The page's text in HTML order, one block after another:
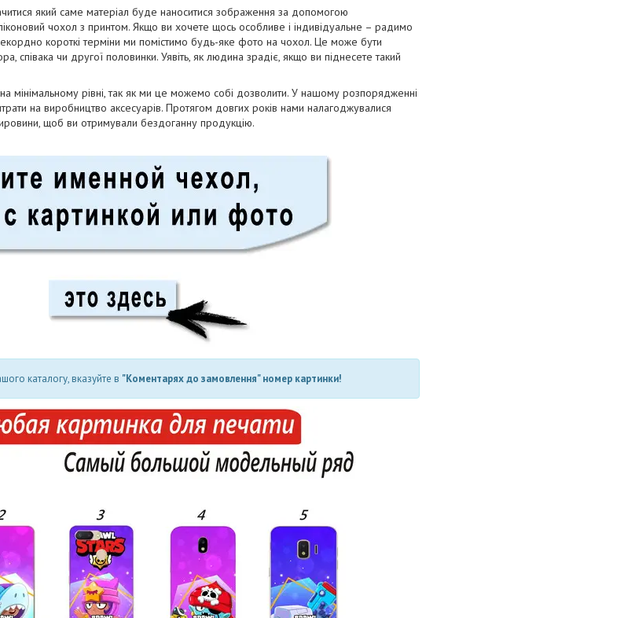
який саме матеріал буде наноситися зображення за допомогою
чохол з принтом. Якщо ви хочете щось особливе і індивідуальне – радимо
короткі терміни ми помістимо будь-яке фото на чохол. Це може бути
співака чи другої половинки. Уявіть, як людина зрадіє, якщо ви піднесете такий
на мінімальному рівні, так як ми це можемо собі дозволити. У нашому розпорядженні
на виробництво аксесуарів. Протягом довгих років нами налагоджувалися
щоб ви отримували бездоганну продукцію.
каталогу, вказуйте в "Коментарях до замовлення" номер картинки!